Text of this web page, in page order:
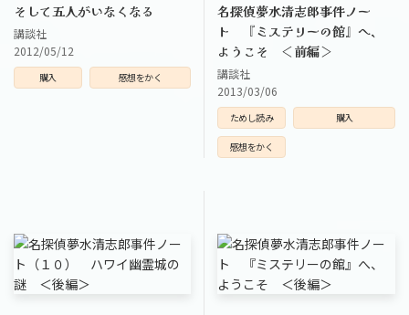
そして五人がいなくなる
講談社
2012/05/12
購入 感想をかく
名探偵夢水清志郎事件ノー
ト 『ミステリーの館』へ、
ようこそ ＜前編＞
講談社
2013/03/06
ためし読み 購入
感想をかく